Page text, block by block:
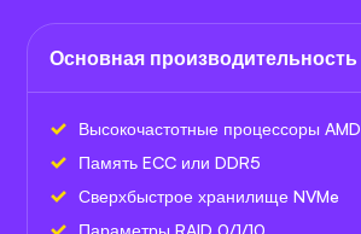
Основная производительность
Высокочастотные процессоры AMD
Память ECC или DDR5
Сверхбыстрое хранилище NVMe
Параметры RAID 0/1/10